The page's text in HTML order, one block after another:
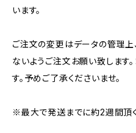
います。
ご注文の変更はデータの管理
ないようご注文お願い致します
す。予めご了承くださいませ。
※最大で発送までに約2週間頂